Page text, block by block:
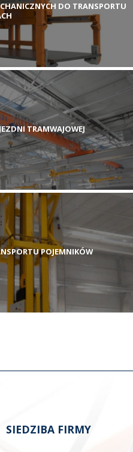
DO TRANSPORTU
TRAMWAJOWEJ
POJEMNIKÓW
SIEDZIBA FIRMY